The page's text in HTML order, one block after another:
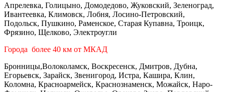
Апрелевка, Голицыно, Домодедово, Жуковский, Зеленоград,
Ивантеевка, Климовск, Лобня, Лосино-Петровский,
Подольск, Пушкино, Раменское, Старая Купавна, Троицк,
Фрязино, Щелково, Электроугли
Города более 40 км от МКАД
Бронницы,Волоколамск, Воскресенск, Дмитров, Дубна,
Егорьевск, Зарайск, Звенигород, Истра, Кашира, Клин,
Коломна, Красноармейск, Краснознаменск, Можайск, Наро-